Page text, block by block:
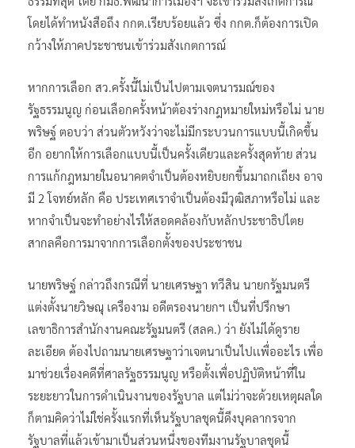
โดยได้ทำหนังสือถึง กกต.เรียบร้อยแล้ว ซึ่ง กกต.ก็ต้องการเปิด
กว้างให้ภาคประชาชนเข้าร่วมสังเกตการณ์
หากการเลือก สว.ครั้งนี้ไม่เป็นไปตามเจตนารมณ์ของ
รัฐธรรมนูญ ก่อนเลือกครั้งหน้าต้องร่างกฎหมายใหม่หรือไม่ นาย
พริษฐ์ ตอบว่า ส่วนตัวหวังว่าจะไม่มีกระบวนการแบบนี้เกิดขึ้น
อีก อยากให้การเลือกแบบนี้เป็นครั้งเดียวและครั้งสุดท้าย ส่วน
การแก้กฎหมายในอนาคตจำเป็นต้องหยิบยกขึ้นมาถกเถียง อาจ
มี 2 โจทย์หลัก คือ ประเทศเราจำเป็นต้องมีวุฒิสภาหรือไม่ และ
หากจำเป็นจะทำอย่างไรให้สอดคล้องกับหลักประชาธิปไตย
สากลคือการมาจากการเลือกตั้งของประชาชน
นายพริษฐ์ กล่าวถึงกรณีที่ นายเศรษฐา ทวีสิน นายกรัฐมนตรี
แต่งตั้งนายวิษณุ เครืองาม อดีตรองนายกฯ เป็นที่ปรึกษา
เลขาธิการสำนักงานคณะรัฐมนตรี (สลค.) ว่า ยังไม่ได้ดูราย
ละเอียด ต้องไปถามนายเศรษฐาว่าเจตนาเป็นไปเเพื่ออะไร เพื่อ
มาช่วยเรื่องคดีที่ศาลรัฐธรรมนูญ หรือตั้งเพื่อปฏิบัติหน้าที่ใน
ระยะยาวในการดำเนินงานของรัฐบาล แต่ไม่ว่าจะด้วยเหตุผลใด
ก็ตามคิดว่าไม่ใช่ครั้งแรกที่เห็นรัฐบาลชุดนี้ดึงบุคลากรจาก
รัฐบาลที่แล้วเข้ามาเป็นส่วนหนึ่งของทีมงานรัฐบาลชุดนี้